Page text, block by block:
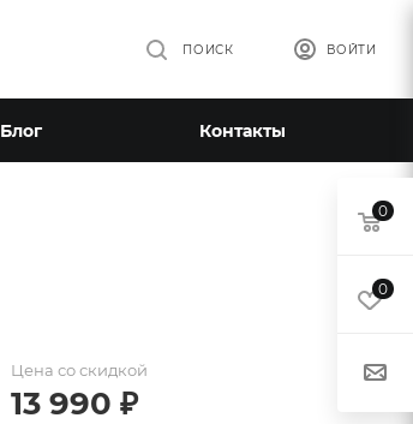
ВОЙТИ
ПОИСК
Блог Контакты
Цена со скидкой
13 990 ₽
0
0